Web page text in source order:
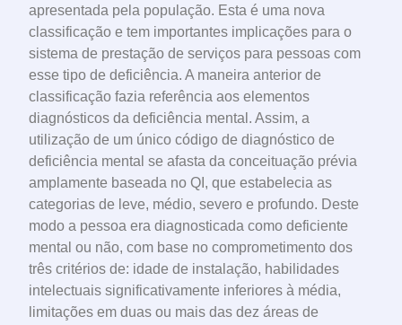
apresentada pela população. Esta é uma nova
classificação e tem importantes implicações para o
sistema de prestação de serviços para pessoas com
esse tipo de deficiência. A maneira anterior de
classificação fazia referência aos elementos
diagnósticos da deficiência mental. Assim, a
utilização de um único código de diagnóstico de
deficiência mental se afasta da conceituação prévia
amplamente baseada no QI, que estabelecia as
categorias de leve, médio, severo e profundo. Deste
modo a pessoa era diagnosticada como deficiente
mental ou não, com base no comprometimento dos
três critérios de: idade de instalação, habilidades
intelectuais significativamente inferiores à média,
limitações em duas ou mais das dez áreas de